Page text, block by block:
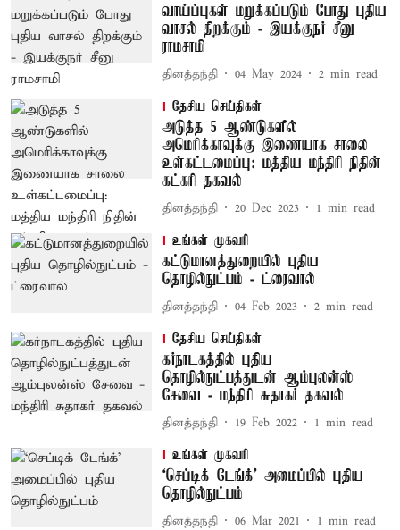
வாய்ப்புகள் மறுக்கப்படும் போது புதிய
வாசல் திறக்கும் - இயக்குநர் சீனு
ராமசாமி
தினத்தந்தி 04 May 2024 2 min read
தேசிய செய்திகள்
அடுத்த 5 ஆண்டுகளில்
அமெரிக்காவுக்கு இணையாக சாலை
உள்கட்டமைப்பு: மத்திய மந்திரி நிதின்
கட்கரி தகவல்
தினத்தந்தி 20 Dec 2023 1 min read
உங்கள் முகவரி
கட்டுமானத்துறையில் புதிய
தொழில்நுட்பம் - ட்ரைவால்
தினத்தந்தி 04 Feb 2023 2 min read
தேசிய செய்திகள்
கர்நாடகத்தில் புதிய
தொழில்நுட்பத்துடன் ஆம்புலன்ஸ்
சேவை - மந்திரி சுதாகர் தகவல்
தினத்தந்தி 19 Feb 2022 1 min read
உங்கள் முகவரி
‘செப்டிக் டேங்க்’ அமைப்பில் புதிய
தொழில்நுட்பம்
தினத்தந்தி 06 Mar 2021 1 min read